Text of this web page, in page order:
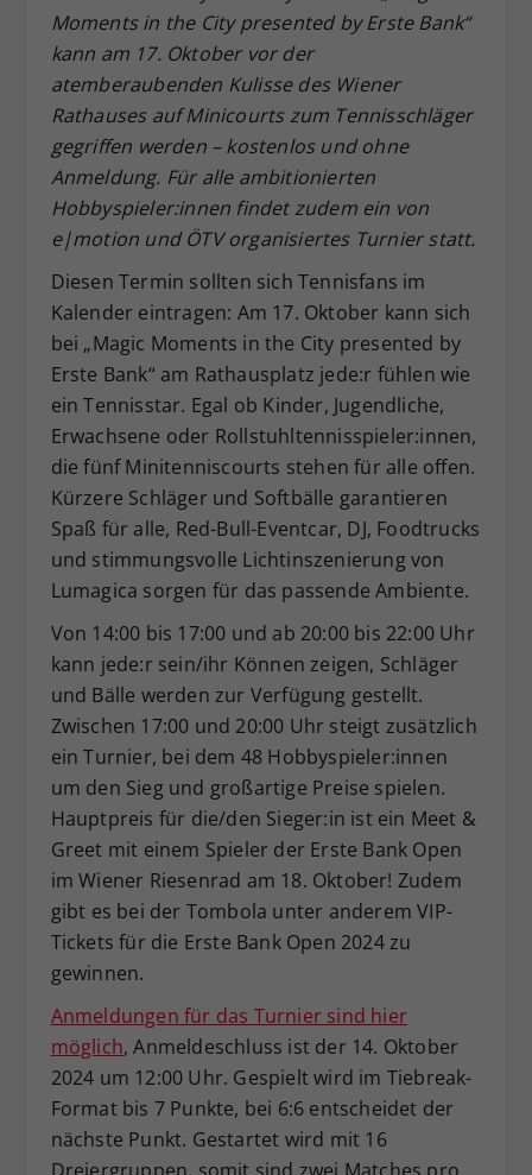
Moments in the City presented by Erste Bank“
kann am 17. Oktober vor der
atemberaubenden Kulisse des Wiener
Rathauses auf Minicourts zum Tennisschläger
gegriffen werden – kostenlos und ohne
Anmeldung. Für alle ambitionierten
Hobbyspieler:innen findet zudem ein von
e|motion und ÖTV organisiertes Turnier statt.
Diesen Termin sollten sich Tennisfans im
Kalender eintragen: Am 17. Oktober kann sich
bei „Magic Moments in the City presented by
Erste Bank“ am Rathausplatz jede:r fühlen wie
ein Tennisstar. Egal ob Kinder, Jugendliche,
Erwachsene oder Rollstuhltennisspieler:innen,
die fünf Minitenniscourts stehen für alle offen.
Kürzere Schläger und Softbälle garantieren
Spaß für alle, Red-Bull-Eventcar, DJ, Foodtrucks
und stimmungsvolle Lichtinszenierung von
Lumagica sorgen für das passende Ambiente.
Von 14:00 bis 17:00 und ab 20:00 bis 22:00 Uhr
kann jede:r sein/ihr Können zeigen, Schläger
und Bälle werden zur Verfügung gestellt.
Zwischen 17:00 und 20:00 Uhr steigt zusätzlich
ein Turnier, bei dem 48 Hobbyspieler:innen
um den Sieg und großartige Preise spielen.
Hauptpreis für die/den Sieger:in ist ein Meet &
Greet mit einem Spieler der Erste Bank Open
im Wiener Riesenrad am 18. Oktober! Zudem
gibt es bei der Tombola unter anderem VIP-
Tickets für die Erste Bank Open 2024 zu
gewinnen.
Anmeldungen für das Turnier sind hier
möglich, Anmeldeschluss ist der 14. Oktober
2024 um 12:00 Uhr. Gespielt wird im Tiebreak-
Format bis 7 Punkte, bei 6:6 entscheidet der
nächste Punkt. Gestartet wird mit 16
Zweck
Dieser Wert speichert Ihre Consent-
Einstellungen. Unter anderem eine
zufällig generierte ID, für die
historische Speicherung Ihrer
vorgenommen Einstellungen, falls der
Webseiten-Betreiber dies eingestellt
hat.